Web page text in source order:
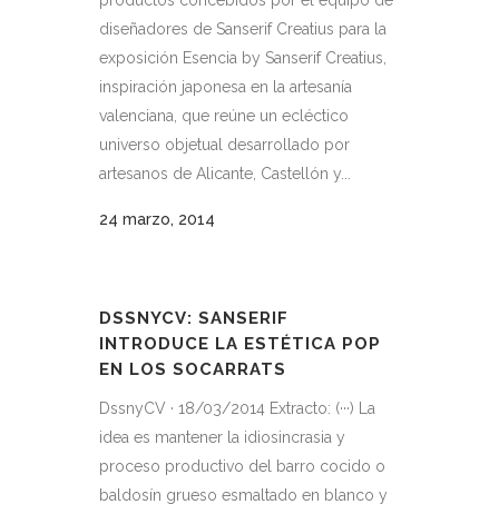
diseñadores de Sanserif Creatius para la
exposición Esencia by Sanserif Creatius,
inspiración japonesa en la artesanía
valenciana, que reúne un ecléctico
universo objetual desarrollado por
artesanos de Alicante, Castellón y...
24 marzo, 2014
DSSNYCV: SANSERIF
INTRODUCE LA ESTÉTICA POP
EN LOS SOCARRATS
DssnyCV · 18/03/2014 Extracto: (···) La
idea es mantener la idiosincrasia y
proceso productivo del barro cocido o
baldosín grueso esmaltado en blanco y